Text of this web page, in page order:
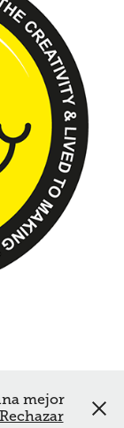
mejor
Rechazar